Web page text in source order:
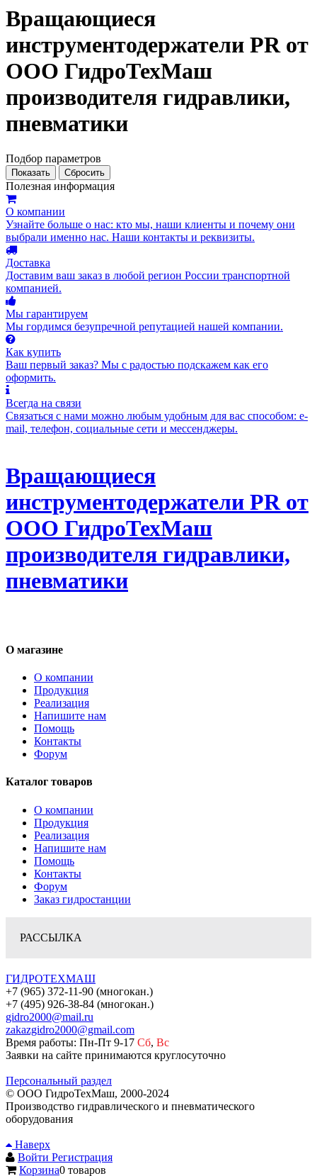
Вращающиеся
инструментодержатели PR от
ООО ГидроТехМаш
производителя гидравлики,
пневматики
Подбор параметров
Полезная информация
О компании
Узнайте больше о нас: кто мы, наши клиенты и почему они
выбрали именно нас. Наши контакты и реквизиты.
Доставка
Доставим ваш заказ в любой регион России транспортной
компанией.
Мы гарантируем
Мы гордимся безупречной репутацией нашей компании.
Как купить
Ваш первый заказ? Мы с радостью подскажем как его
оформить.
Всегда на связи
Связаться с нами можно любым удобным для вас способом: e-
mail, телефон, социальные сети и мессенджеры.
Вращающиеся
инструментодержатели PR от
ООО ГидроТехМаш
производителя гидравлики,
пневматики
О магазине
О компании
Продукция
Реализация
Напишите нам
Помощь
Контакты
Форум
Каталог товаров
О компании
Продукция
Реализация
Напишите нам
Помощь
Контакты
Форум
Заказ гидростанции
РАССЫЛКА
ГИДРОТЕХМАШ
+7 (965) 372-11-90 (многокан.)
+7 (495) 926-38-84 (многокан.)
gidro2000@mail.ru
zakazgidro2000@gmail.com
Время работы: Пн-Пт 9-17 Сб, Вс
Заявки на сайте принимаются круглосуточно
Персональный раздел
© ООО ГидроТехМаш, 2000-2024
Производство гидравлического и пневматического
оборудования
Наверх
Войти Регистрация
Корзина0 товаров